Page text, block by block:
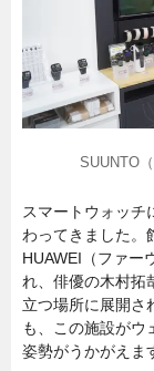
SUUNTO
スマートウォッチ
わってきました。
HUAWEI（ファー
れ、俳優の木村拓
立つ場所に展開さ
も、この施設がウ
姿勢がうかがえま